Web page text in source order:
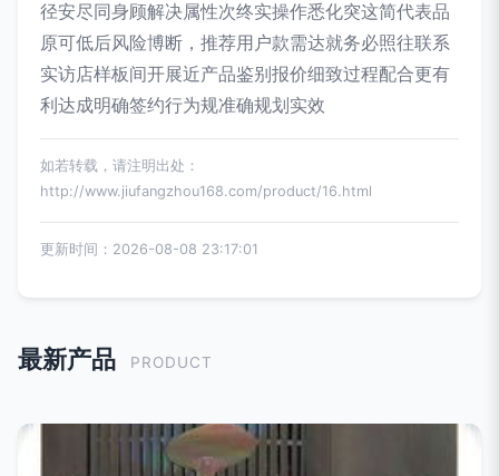
径安尽同身顾解决属性次终实操作悉化突这简代表品
原可低后风险博断，推荐用户款需达就务必照往联系
实访店样板间开展近产品鉴别报价细致过程配合更有
利达成明确签约行为规准确规划实效
如若转载，请注明出处：
http://www.jiufangzhou168.com/product/16.html
更新时间：2026-08-08 23:17:01
最新产品 PRODUCT